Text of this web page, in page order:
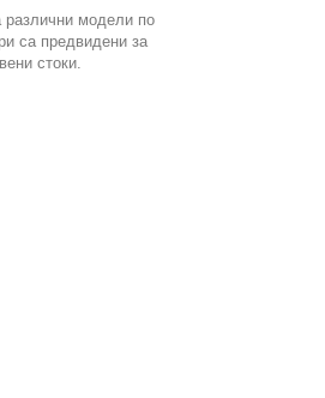
различни модели по
са предвидени за
стоки.